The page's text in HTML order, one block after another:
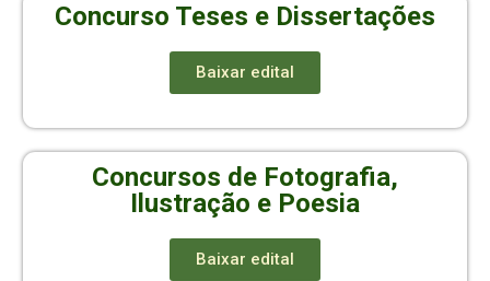
Concurso Teses e Dissertações
Baixar edital
Concursos de Fotografia,
Ilustração e Poesia
Baixar edital